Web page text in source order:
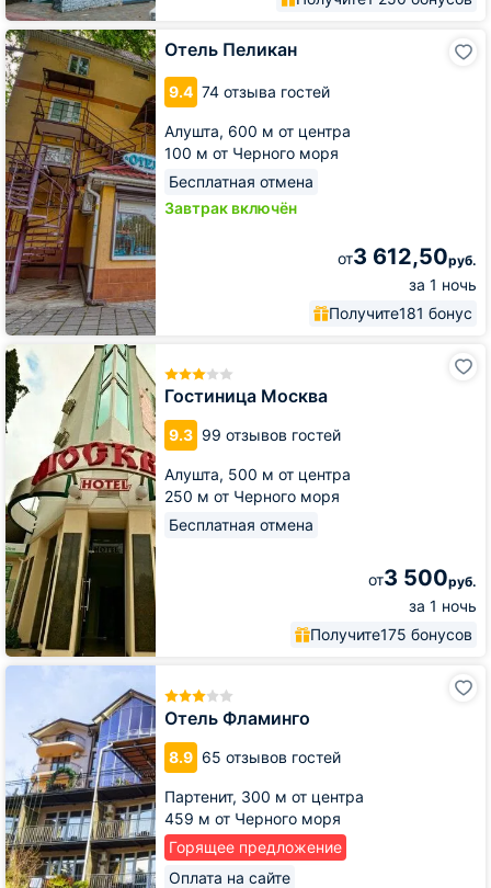
Отель Пеликан
9.4 74 отзыва гостей
Алушта, 600 м от центра
100 м от Черного моря
Бесплатная отмена
Завтрак включён
от3 612,50руб.
за 1 ночь
Получите181 бонус
Отель
Пеликан
Гостиница Москва
9.3 99 отзывов гостей
Алушта, 500 м от центра
250 м от Черного моря
Бесплатная отмена
от3 500руб.
за 1 ночь
Получите175 бонусов
Гостиница
Москва
Отель Фламинго
8.9 65 отзывов гостей
Партенит, 300 м от центра
459 м от Черного моря
Горящее предложение
Оплата на сайте
Отель